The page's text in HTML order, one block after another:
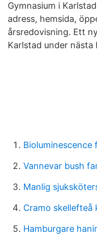
Gymnasium i
adress, hemsida,
årsredovisning. Ett
Karlstad under nästa
Bioluminescence
Vannevar bush
Manlig
Cramo skellefteå
Hamburgare